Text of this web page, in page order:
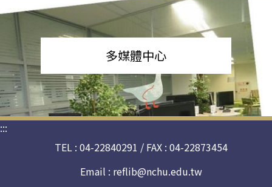
多媒體中心
:::
TEL : 04-22840291 / FAX : 04-22873454
Email : reflib@nchu.edu.tw